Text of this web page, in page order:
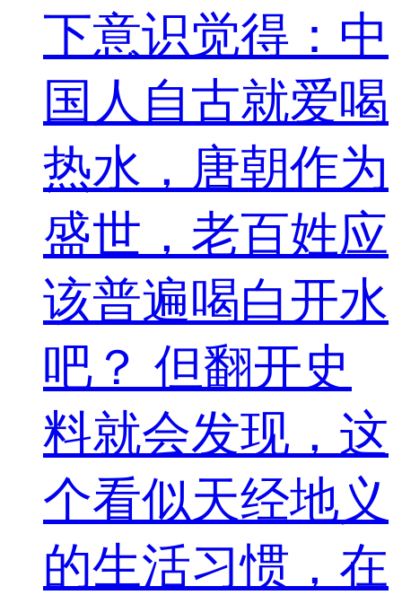
下意识觉得：中
国人自古就爱喝
热水，唐朝作为
盛世，老百姓应
该普遍喝白开水
吧？ 但翻开史
料就会发现，这
个看似天经地义
的生活习惯，在